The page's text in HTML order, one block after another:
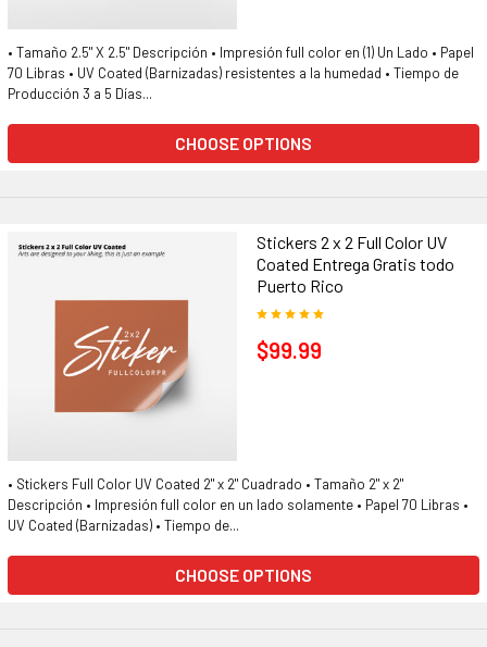
• Tamaño 2.5" X 2.5" Descripción • Impresión full color en (1) Un Lado • Papel
70 Libras • UV Coated (Barnizadas) resistentes a la humedad • Tiempo de
Producción 3 a 5 Días...
CHOOSE OPTIONS
Stickers 2 x 2 Full Color UV
Coated Entrega Gratis todo
Puerto Rico
$99.99
• Stickers Full Color UV Coated 2" x 2" Cuadrado • Tamaño 2" x 2"
Descripción • Impresión full color en un lado solamente • Papel 70 Libras •
UV Coated (Barnizadas) • Tiempo de...
CHOOSE OPTIONS